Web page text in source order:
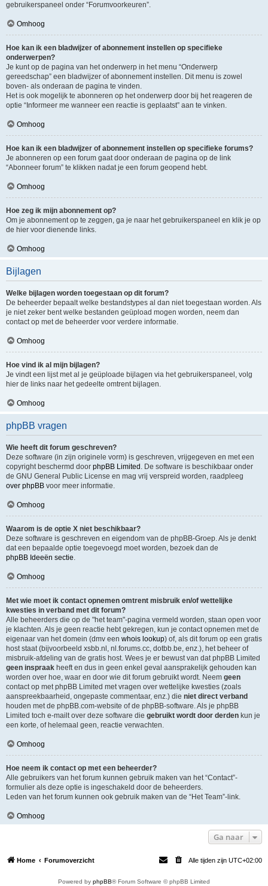
gebruikerspaneel onder “Forumvoorkeuren”.
Omhoog
Hoe kan ik een bladwijzer of abonnement instellen op specifieke
onderwerpen?
Je kunt op de pagina van het onderwerp in het menu “Onderwerp
gereedschap” een bladwijzer of abonnement instellen. Dit menu is zowel
boven- als onderaan de pagina te vinden.
Het is ook mogelijk te abonneren op het onderwerp door bij het reageren de
optie “Informeer me wanneer een reactie is geplaatst” aan te vinken.
Omhoog
Hoe kan ik een bladwijzer of abonnement instellen op specifieke forums?
Je abonneren op een forum gaat door onderaan de pagina op de link
“Abonneer forum” te klikken nadat je een forum geopend hebt.
Omhoog
Hoe zeg ik mijn abonnement op?
Om je abonnement op te zeggen, ga je naar het gebruikerspaneel en klik je op
de hier voor dienende links.
Omhoog
Bijlagen
Welke bijlagen worden toegestaan op dit forum?
De beheerder bepaalt welke bestandstypes al dan niet toegestaan worden. Als
je niet zeker bent welke bestanden geüpload mogen worden, neem dan
contact op met de beheerder voor verdere informatie.
Omhoog
Hoe vind ik al mijn bijlagen?
Je vindt een lijst met al je geüploade bijlagen via het gebruikerspaneel, volg
hier de links naar het gedeelte omtrent bijlagen.
Omhoog
phpBB vragen
Wie heeft dit forum geschreven?
Deze software (in zijn originele vorm) is geschreven, vrijgegeven en met een
copyright beschermd door phpBB Limited . De software is beschikbaar onder
de GNU General Public License en mag vrij verspreid worden, raadpleeg
over phpBB voor meer informatie.
Omhoog
Waarom is de optie X niet beschikbaar?
Deze software is geschreven en eigendom van de phpBB-Groep. Als je denkt
dat een bepaalde optie toegevoegd moet worden, bezoek dan de
phpBB Ideeën sectie.
Omhoog
Met wie moet ik contact opnemen omtrent misbruik en/of wettelijke
kwesties in verband met dit forum?
Alle beheerders die op de "het team"-pagina vermeld worden, staan open voor
je klachten. Als je geen reactie hebt gekregen, kun je contact opnemen met de
eigenaar van het domein (dmv een whois lookup) of, als dit forum op een gratis
host staat (bijvoorbeeld xsbb.nl, nl.forums.cc, dotbb.be, enz.), het beheer of
misbruik-afdeling van de gratis host. Wees je er bewust van dat phpBB Limited
geen inspraak heeft en dus in geen enkel geval aansprakelijk gehouden kan
worden over hoe, waar en door wie dit forum gebruikt wordt. Neem geen
contact op met phpBB Limited met vragen over wettelijke kwesties (zoals
aanspreekbaarheid, ongepaste commentaar, enz.) die niet direct verband
houden met de phpBB.com-website of de phpBB-software. Als je phpBB
Limited toch e-mailt over deze software die gebruikt wordt door derden kun je
een korte, of helemaal geen, reactie verwachten.
Omhoog
Hoe neem ik contact op met een beheerder?
Alle gebruikers van het forum kunnen gebruik maken van het “Contact”-
formulier als deze optie is ingeschakeld door de beheerders.
Leden van het forum kunnen ook gebruik maken van de “Het Team”-link.
Omhoog
Ga naar
Home Forumoverzicht Alle tijden zijn UTC+02:00
Powered by phpBB® Forum Software © phpBB Limited